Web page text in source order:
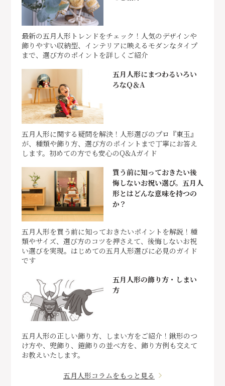
最新の五月人形トレンドをチェック！人気のデザインや
飾りやすい収納型、インテリアに映えるモダンなタイプ
まで、選び方のポイントを詳しくご紹介
五月人形にまつわるいろい
ろなQ＆A
五月人形に関する疑問を解決！人形選びのプロ『東玉』
が、種類や飾り方、選び方のポイントまで丁寧にお答え
します。初めての方でも安心のQ&Aガイド
買う前に知っておきたい後
悔しないお祝い選び。五月人
形とはどんな意味を持つの
か？
五月人形を買う前に知っておきたいポイントを解説！種
類やサイズ、選び方のコツを押さえて、後悔しないお祝
い選びを実現。はじめての五月人形選びに必見のガイド
です
五月人形の飾り方・しまい
方
五月人形の正しい飾り方、しまい方をご紹介！鍬形のつ
け方や、兜飾り、鎧飾りの並べ方を、飾り方例も交えて
お教えいたします。
五月人形コラムをもっと見る